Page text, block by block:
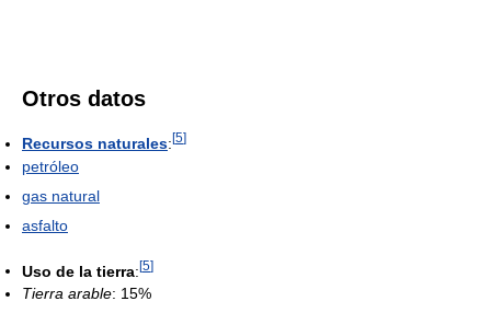
Otros datos
Recursos naturales:[5]
petróleo
gas natural
asfalto
Uso de la tierra:[5]
Tierra arable: 15%